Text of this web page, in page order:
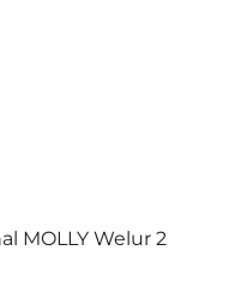
MOLLY Welur 2